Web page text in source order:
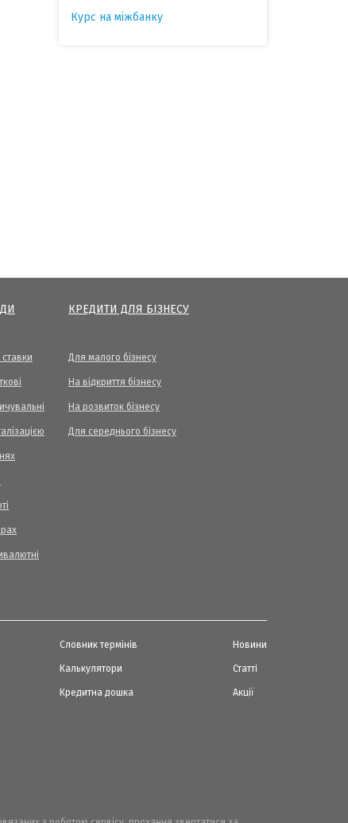
Курс на міжбанку
ставки
КРЕДИТИ ДЛЯ БІЗНЕСУ
Для малого бізнесу
На відкриття бізнесу
На розвиток бізнесу
Для середнього бізнесу
Словник термінів
Калькулятори
Кредитна дошка
Новини
Статті
Акції